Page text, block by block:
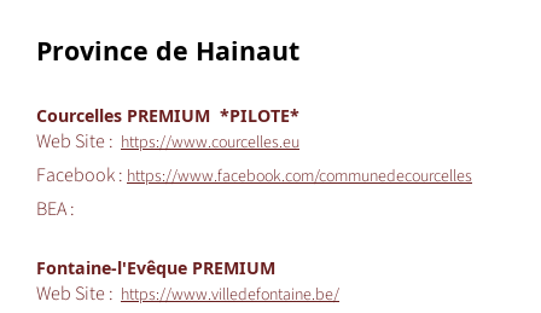
Province de Hainaut
Courcelles PREMIUM *PILOTE*
Web Site : https://www.courcelles.eu
Facebook :https://www.facebook.com/communedecourcelles
BEA :
Fontaine-l'Evêque PREMIUM
Web Site : https://www.villedefontaine.be/